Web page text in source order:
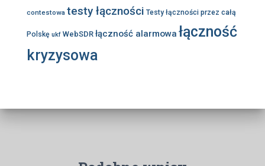
contestowa testy łączności Testy łączności przez całą
Polskę ukf WebSDR łączność alarmowa łączność
kryzysowa